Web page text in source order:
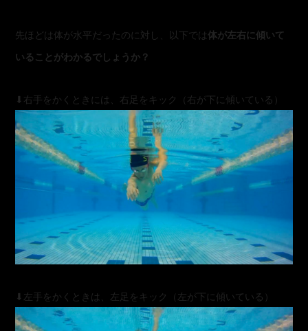
先ほどは体が水平だったのに対し、以下では体が左右に傾いて
いることがわかるでしょうか？
⬇︎右手をかくときには、右足をキック（右が下に傾いている）
⬇︎左手をかくときは、左足をキック（左が下に傾いている）